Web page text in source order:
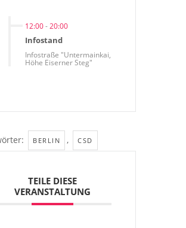
12:00-20:00
Infostand
Infostraße "Untermainkai,
Höhe Eiserner Steg"
BERLIN , CSD
TEILE DIESE
VERANSTALTUNG